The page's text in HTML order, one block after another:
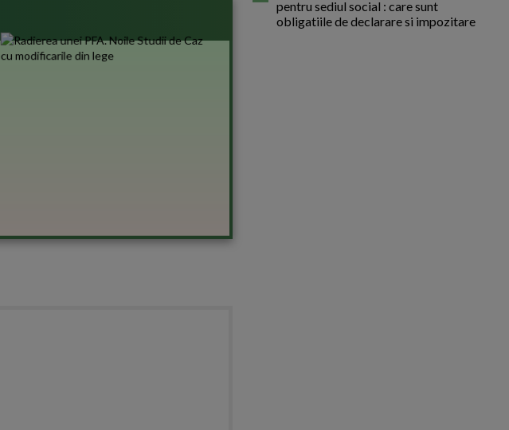
pentru sediul social : care sunt
obligatiile de declarare si impozitare